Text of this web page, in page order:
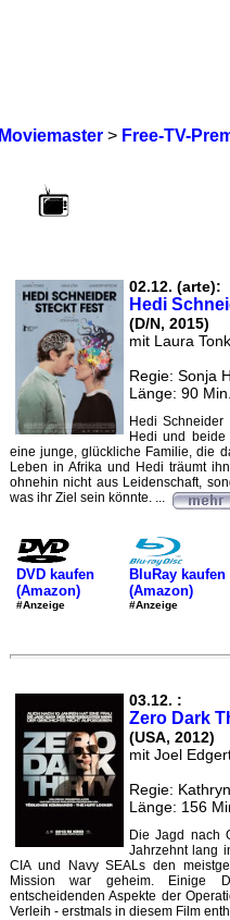
Moviemaster> Free-TV-
02.12. (arte):
Hedi
(D/N, 2015)
mit Laura
Regie: Sonja
Länge: 90 Min.
Hedi
Hedi und
eine junge, glückliche Familie, die
Leben in Afrika und Hedi träumt
ohnehin nicht aus Leidenschaft,
was ihr Ziel sein könnte. ...
DVD kaufen
(Amazon)
#Anzeige
BluRay kaufen
(Amazon)
#Anzeige
03.12. :
Zero Dark
(USA, 2012)
mit Joel
Regie:
Länge: 156
Die Jagd nach
Jahrzehnt lang
CIA und Navy SEALs den
Mission war geheim. Einige
entscheidenden Aspekte der
Verleih - erstmals in diesem Film